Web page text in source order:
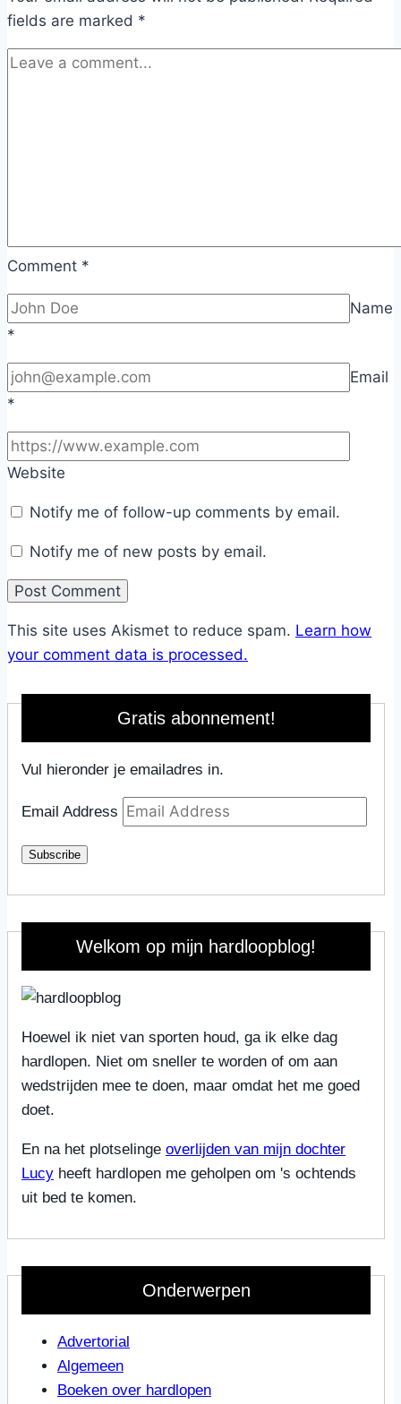
fields are marked *
Comment *
Name
*
Email
*
Website
Notify me of follow-up comments by email.
Notify me of new posts by email.
This site uses Akismet to reduce spam. Learn how
your comment data is processed.
Gratis abonnement!
Vul hieronder je emailadres in.
Email Address
Subscribe
Welkom op mijn hardloopblog!
Hoewel ik niet van sporten houd, ga ik elke dag
hardlopen. Niet om sneller te worden of om aan
wedstrijden mee te doen, maar omdat het me goed
doet.
En na het plotselinge overlijden van mijn dochter
Lucy heeft hardlopen me geholpen om 's ochtends
uit bed te komen.
Onderwerpen
Advertorial
Algemeen
Boeken over hardlopen